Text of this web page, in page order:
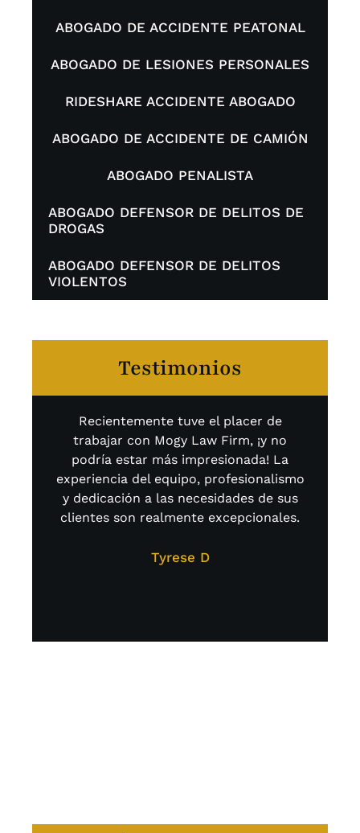
ABOGADO DE ACCIDENTE PEATONAL
ABOGADO DE LESIONES PERSONALES
RIDESHARE ACCIDENTE ABOGADO
ABOGADO DE ACCIDENTE DE CAMIÓN
ABOGADO PENALISTA
ABOGADO DEFENSOR DE DELITOS DE
DROGAS
ABOGADO DEFENSOR DE DELITOS
VIOLENTOS
Testimonios
Recientemente tuve el placer de
trabajar con Mogy Law Firm, ¡y no
podría estar más impresionada! La
experiencia del equipo, profesionalismo
y dedicación a las necesidades de sus
clientes son realmente excepcionales.
Tyrese D